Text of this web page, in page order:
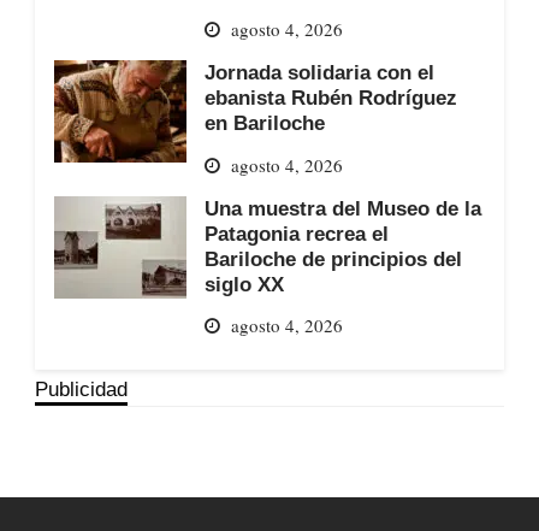
agosto 4, 2026
Jornada solidaria con el
ebanista Rubén Rodríguez
en Bariloche
agosto 4, 2026
Una muestra del Museo de la
Patagonia recrea el
Bariloche de principios del
siglo XX
agosto 4, 2026
Publicidad